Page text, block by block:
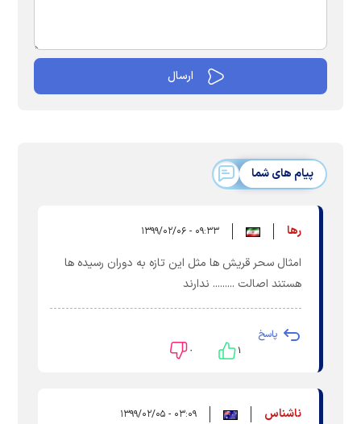
پیام های شما
رها ۰۹:۳۳ - ۱۳۹۹/۰۲/۰۶
امثال سحر قریش ها مثل این تازه به دوران رسیده ها
هستند اصالت ......... ندارند
پاسخ
۱ ۰
ناشناس ۰۳:۰۹ - ۱۳۹۹/۰۲/۰۵